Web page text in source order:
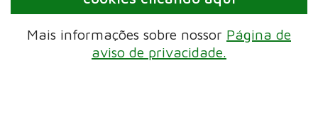
Mais informações sobre nossor Página de
aviso de privacidade.